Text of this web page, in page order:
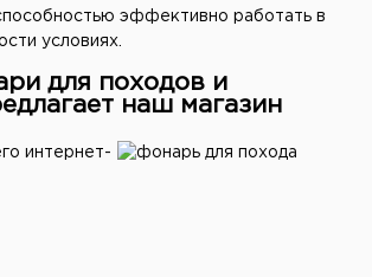
эффективно работать в
условиях.
для походов и
наш магазин
интернет-